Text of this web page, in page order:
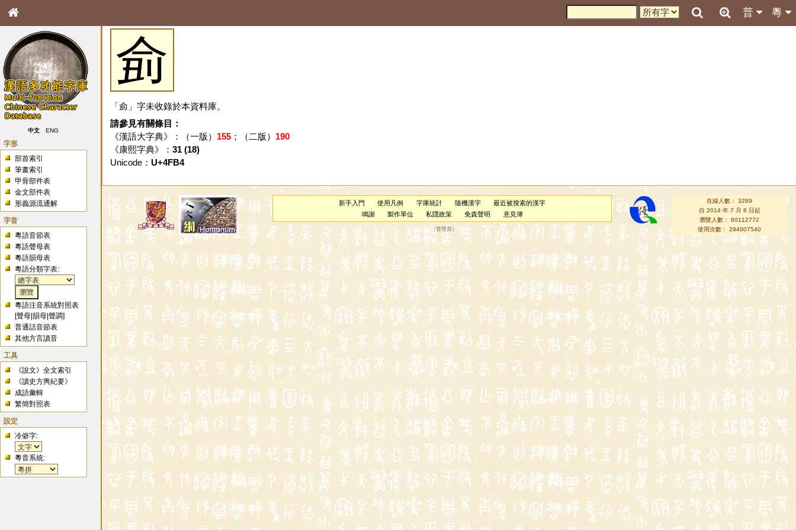
粵
普
中文 ENG
字形
部首索引
筆畫索引
甲骨部件表
金文部件表
形義源流通解
字音
粵語音節表
粵語聲母表
粵語韻母表
粵語分類字表:
粵語注音系統對照表
[聲母 |韻母 |聲調]
普通話音節表
其他方言讀音
工具
《說文》全文索引
《讀史方輿紀要》
成語彙輯
繁簡對照表
設定
冷僻字:
粵音系統:
侴
「侴」字未收錄於本資料庫。
請參見有關條目：
《漢語大字典》：（一版） 155；（二版） 190
《康熙字典》： 31 (18)
Unicode： U+4FB4
新手入門 使用凡例 字庫統計 隨機漢字
最近被搜索的漢字
鳴謝
製作單位 私隱政策 免責聲明 意見簿
（管理員 ）
在線人數： 3289
自 2014 年 7 月 8 日起
瀏覽人數： 80112772
使用次數： 294007540